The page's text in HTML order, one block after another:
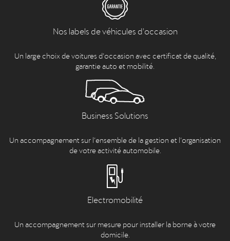
Nos labels de véhicules d'occasion
Un large choix de voitures d’occasion avec certificat de qualité,
garantie auto et mobilité.
Business Solutions
Un accompagnement sur l’ensemble de la gestion et l’organisation
de votre activité automobile.
Electromobilité
Un accompagnement sur mesure pour installer la borne à votre
domicile.